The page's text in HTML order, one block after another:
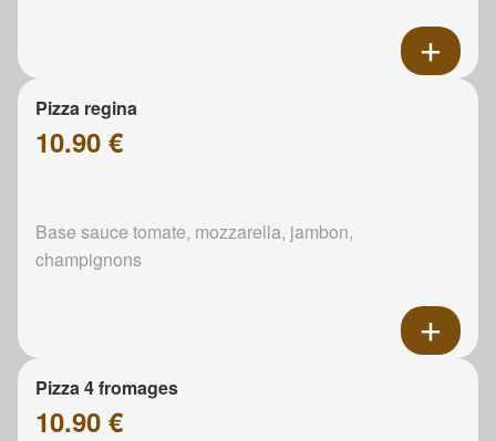
Pizza regina
10.90 €
Base sauce tomate, mozzarella, jambon,
champignons
Pizza 4 fromages
10.90 €